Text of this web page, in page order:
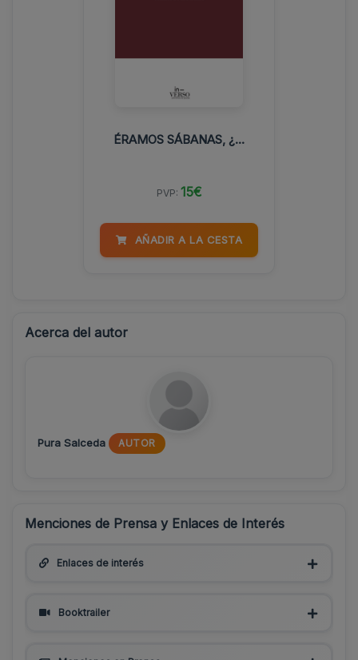
ÉRAMOS SÁBANAS, ¿...
PVP: 15€
AÑADIR A LA CESTA
Acerca del autor
Pura Salceda AUTOR
Menciones de Prensa y Enlaces de Interés
Enlaces de interés
Booktrailer